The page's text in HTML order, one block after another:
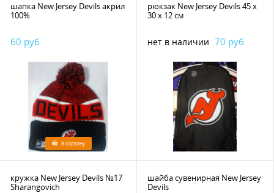
шапка New Jersey Devils акрил
100%
60 руб
В корзину
рюкзак New Jersey Devils 45 х
30 х 12 см
нет в наличии 70 руб
кружка New Jersey Devils №17
Sharangovich
шайба сувенирная New Jersey
Devils